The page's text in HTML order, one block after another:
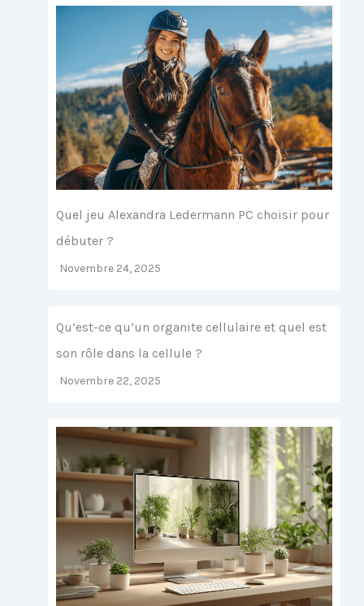
Quel jeu Alexandra Ledermann PC choisir pour
débuter ?
Novembre 24, 2025
Qu’est-ce qu’un organite cellulaire et quel est
son rôle dans la cellule ?
Novembre 22, 2025